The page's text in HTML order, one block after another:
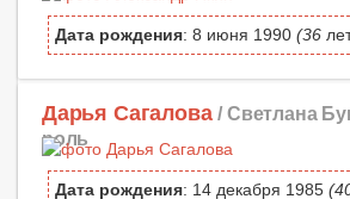
Дата рождения: 8 июня 1990 (36
Дарья Сагалова / Светлана
роль
Дата рождения: 14 декабря 1985